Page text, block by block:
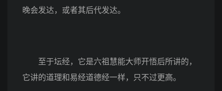
晚会发达，或者其后代发达。
至于坛经，它是六祖慧能大师开悟后所讲的，
它讲的道理和易经道德经一样，只不过更高。